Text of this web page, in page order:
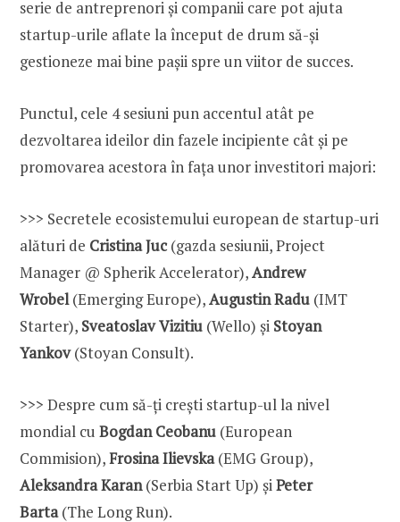
serie de antreprenori și companii care pot ajuta
startup-urile aflate la început de drum să-și
gestioneze mai bine pașii spre un viitor de succes.
Punctul, cele 4 sesiuni pun accentul atât pe
dezvoltarea ideilor din fazele incipiente cât și pe
promovarea acestora în fața unor investitori majori:
>>> Secretele ecosistemului european de startup-uri
alături de Cristina Juc(gazda sesiunii, Project
Manager @ Spherik Accelerator),Andrew
Wrobel(Emerging Europe),Augustin Radu (IMT
Starter), Sveatoslav Vizitiu (Wello) și Stoyan
Yankov(Stoyan Consult).
>>> Despre cum să-ți crești startup-ul la nivel
mondial cu Bogdan Ceobanu (European
Commision),Frosina Ilievska(EMG Group),
Aleksandra Karan(Serbia Start Up) șiPeter
Barta(The Long Run).